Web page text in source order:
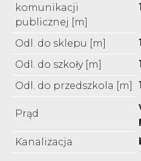
komunikacji
publicznej [m]
Odl. do sklepu [m]
Odl. do szkoły [m]
Odl. do przedszkola [m]
Prąd
Kanalizacja